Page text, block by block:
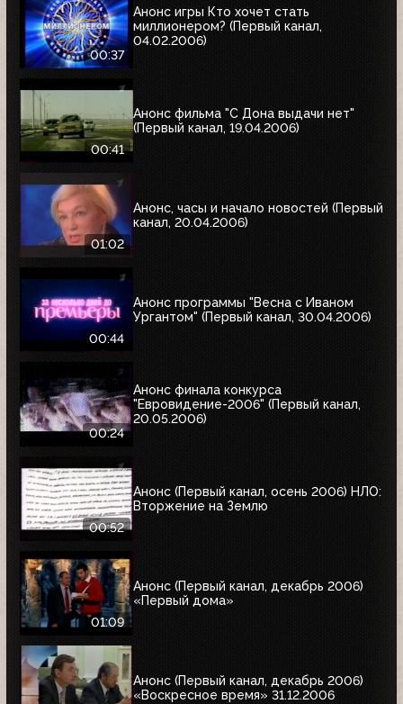
00:37
Анонс игры Кто хочет стать
миллионером? (Первый канал,
04.02.2006)
00:41
Анонс фильма "С Дона выдачи нет"
(Первый канал, 19.04.2006)
01:02
Анонс, часы и начало новостей (Первый
канал, 20.04.2006)
00:44
Анонс программы "Весна с Иваном
Ургантом" (Первый канал, 30.04.2006)
00:24
Анонс финала конкурса
"Евровидение-2006" (Первый канал,
20.05.2006)
00:52
Анонс (Первый канал, осень 2006) НЛО:
Вторжение на Землю
01:09
Анонс (Первый канал, декабрь 2006)
«Первый дома»
Анонс (Первый канал, декабрь 2006)
«Воскресное время» 31.12.2006